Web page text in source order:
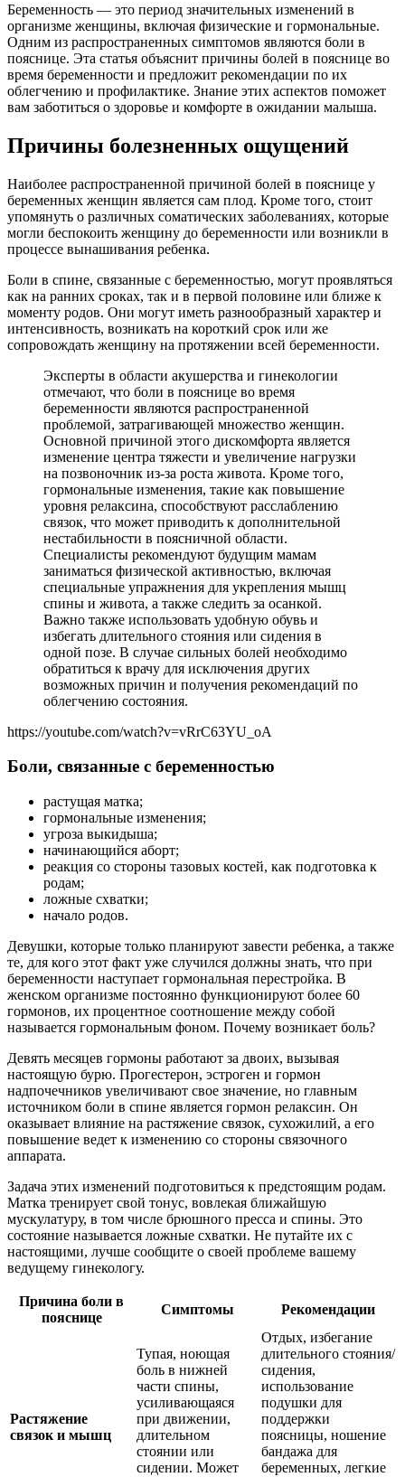
Беременность — это период значительных изменений в
организме женщины, включая физические и гормональные.
Одним из распространенных симптомов являются боли в
пояснице. Эта статья объяснит причины болей в пояснице во
время беременности и предложит рекомендации по их
облегчению и профилактике. Знание этих аспектов поможет
вам заботиться о здоровье и комфорте в ожидании малыша.
Причины болезненных ощущений
Наиболее распространенной причиной болей в пояснице у
беременных женщин является сам плод. Кроме того, стоит
упомянуть о различных соматических заболеваниях, которые
могли беспокоить женщину до беременности или возникли в
процессе вынашивания ребенка.
Боли в спине, связанные с беременностью, могут проявляться
как на ранних сроках, так и в первой половине или ближе к
моменту родов. Они могут иметь разнообразный характер и
интенсивность, возникать на короткий срок или же
сопровождать женщину на протяжении всей беременности.
Эксперты в области акушерства и гинекологии
отмечают, что боли в пояснице во время
беременности являются распространенной
проблемой, затрагивающей множество женщин.
Основной причиной этого дискомфорта является
изменение центра тяжести и увеличение нагрузки
на позвоночник из-за роста живота. Кроме того,
гормональные изменения, такие как повышение
уровня релаксина, способствуют расслаблению
связок, что может приводить к дополнительной
нестабильности в поясничной области.
Специалисты рекомендуют будущим мамам
заниматься физической активностью, включая
специальные упражнения для укрепления мышц
спины и живота, а также следить за осанкой.
Важно также использовать удобную обувь и
избегать длительного стояния или сидения в
одной позе. В случае сильных болей необходимо
обратиться к врачу для исключения других
возможных причин и получения рекомендаций по
облегчению состояния.
https://youtube.com/watch?v=vRrC63YU_oA
Боли, связанные с беременностью
растущая матка;
гормональные изменения;
угроза выкидыша;
начинающийся аборт;
реакция со стороны тазовых костей, как подготовка к
родам;
ложные схватки;
начало родов.
Девушки, которые только планируют завести ребенка, а также
те, для кого этот факт уже случился должны знать, что при
беременности наступает гормональная перестройка. В
женском организме постоянно функционируют более 60
гормонов, их процентное соотношение между собой
называется гормональным фоном. Почему возникает боль?
Девять месяцев гормоны работают за двоих, вызывая
настоящую бурю. Прогестерон, эстроген и гормон
надпочечников увеличивают свое значение, но главным
источником боли в спине является гормон релаксин. Он
оказывает влияние на растяжение связок, сухожилий, а его
повышение ведет к изменению со стороны связочного
аппарата.
Задача этих изменений подготовиться к предстоящим родам.
Матка тренирует свой тонус, вовлекая ближайшую
мускулатуру, в том числе брюшного пресса и спины. Это
состояние называется ложные схватки. Не путайте их с
настоящими, лучше сообщите о своей проблеме вашему
ведущему гинекологу.
Причина боли в
пояснице
Симптомы Рекомендации
Растяжение
связок и мышц
Тупая, ноющая
боль в нижней
части спины,
усиливающаяся
при движении,
длительном
стоянии или
сидении. Может
Отдых, избегание
длительного стояния/
сидения,
использование
подушки для
поддержки
поясницы, ношение
бандажа для
беременных, легкие